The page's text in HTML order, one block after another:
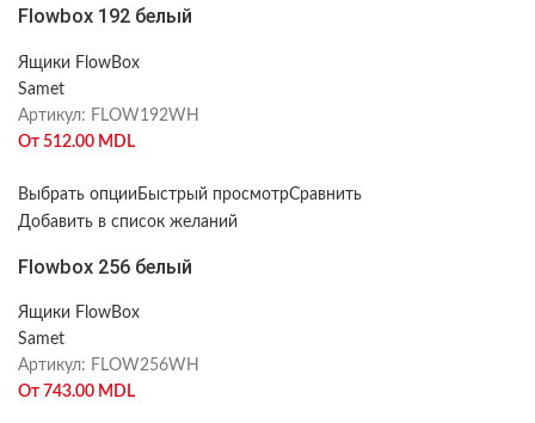
Flowbox 192 белый
Ящики FlowBox
Samet
Артикул: FLOW192WH
От 512.00 MDL
Выбрать опции Быстрый просмотрСравнить
Добавить в список желаний
Flowbox 256 белый
Ящики FlowBox
Samet
Артикул: FLOW256WH
От 743.00 MDL